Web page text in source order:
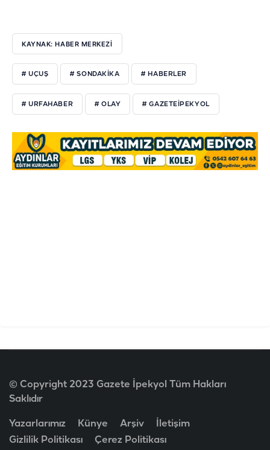
KAYNAK: HABER MERKEZI
# UÇUŞ # SONDAKIKA # HABERLER
# URFAHABER # OLAY # GAZETEIPEKYOL
© Copyright 2023 Gazete İpekyol Tüm Hakları
Saklıdır
Yazarlarımız Künye Arşiv
İletişim
Gizlilik Politikası
Çerez Politikası